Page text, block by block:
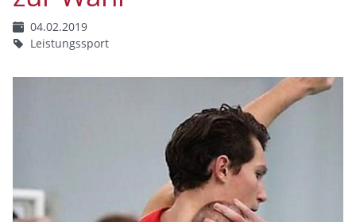
04.02.2019
Leistungssport